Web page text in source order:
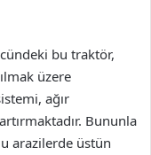
bu traktör,
üzere
ağır
Bununla
arazilerde üstün